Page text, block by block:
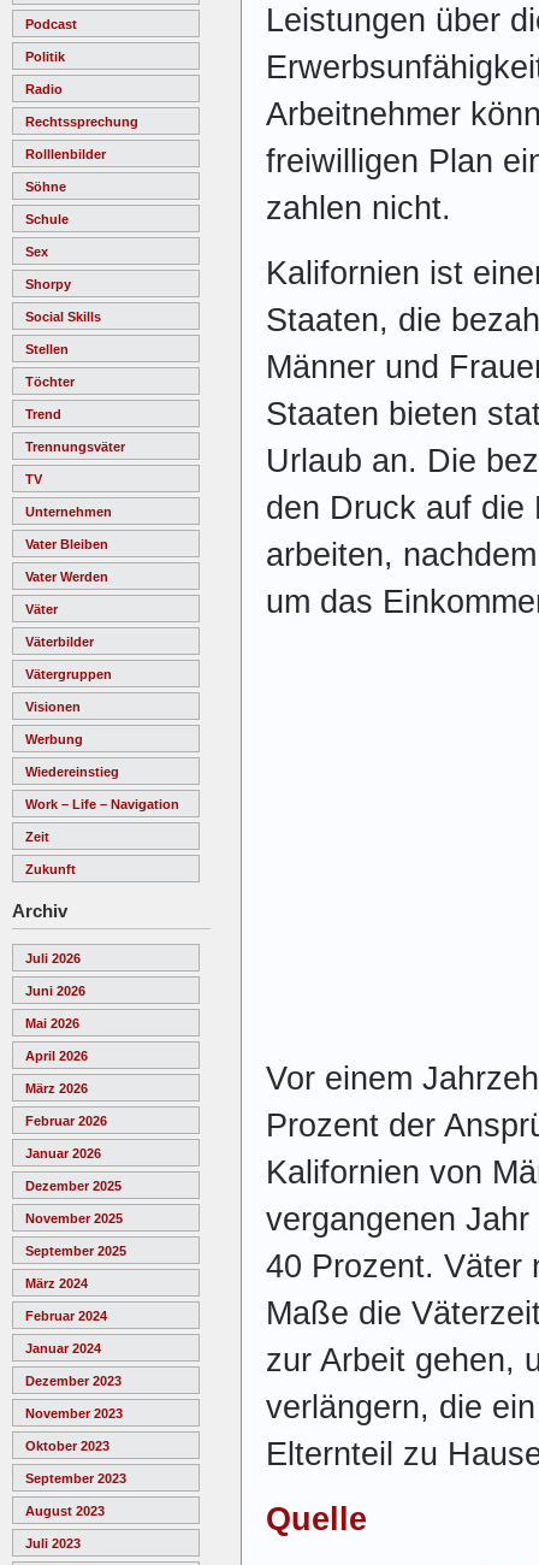
Podcast
Politik
Radio
Rechtssprechung
Rolllenbilder
Söhne
Schule
Sex
Shorpy
Social Skills
Stellen
Töchter
Trend
Trennungsväter
TV
Unternehmen
Vater Bleiben
Vater Werden
Väter
Väterbilder
Vätergruppen
Visionen
Werbung
Wiedereinstieg
Work – Life – Navigation
Zeit
Zukunft
Archiv
Juli 2026
Juni 2026
Mai 2026
April 2026
März 2026
Februar 2026
Januar 2026
Dezember 2025
November 2025
September 2025
März 2024
Februar 2024
Januar 2024
Dezember 2023
November 2023
Oktober 2023
September 2023
August 2023
Juli 2023
Leistungen über
Arbeitnehmer
freiwilligen Plan
zahlen nicht.
Kalifornien ist
Staaten, die
Männer und
Staaten bieten
Urlaub an. Die
den Druck auf die
arbeiten,
um das
Vor einem
Prozent der
Kalifornien von
vergangenen
40 Prozent. Väter
Maße die
zur Arbeit gehen,
verlängern, die
Elternteil zu
Quelle